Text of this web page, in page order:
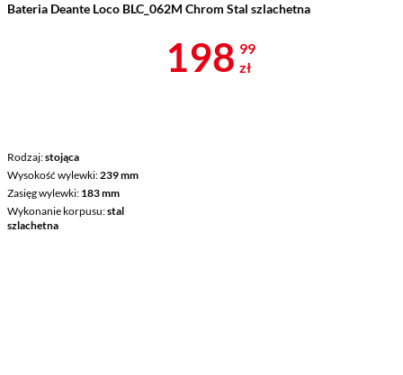
Bateria Deante Loco BLC_062M Chrom Stal szlachetna
Rodzaj stojąca
Wysokość wylewki 239 mm
Zasięg wylewki 183 mm
Wykonanie korpusu stal
szlachetna
Cena 198,99
198 99
zł